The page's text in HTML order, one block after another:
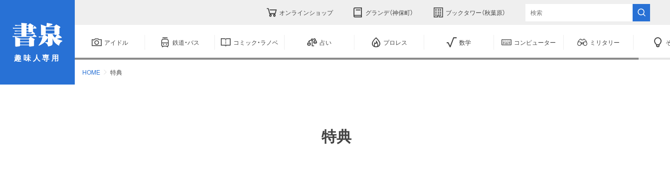
趣味人専用
オンラインショップ グランデ（神保町） ブックタワー（秋葉原）
アイドル 鉄道・バス コミック・ラノベ 占い プロレス 数学 コンピューター ミリタリー
HOME 特典
特典